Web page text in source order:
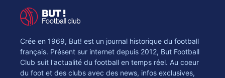
Crée en 1969, But! est un journal historique du football
français. Présent sur internet depuis 2012, But Football
Club suit l'actualité du football en temps réel. Au coeur
du foot et des clubs avec des news, infos exclusives,